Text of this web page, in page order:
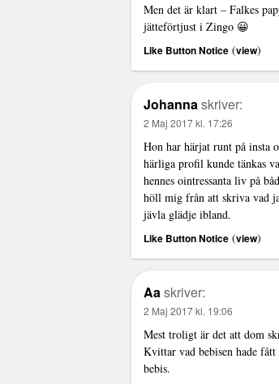
Men det är klart – Falkes
jätteförtjust i Zingo 😀
Like Button Notice (view)
Johannaskriver:
2 Maj 2017 kl. 17:26
Hon har härjat runt på insta
härliga profil kunde tänkas
hennes ointressanta liv på
höll mig från att skriva vad
jävla glädje ibland.
Like Button Notice (view)
Aaskriver:
2 Maj 2017 kl. 19:06
Mest troligt är det att dom
Kvittar vad bebisen hade
bebis.